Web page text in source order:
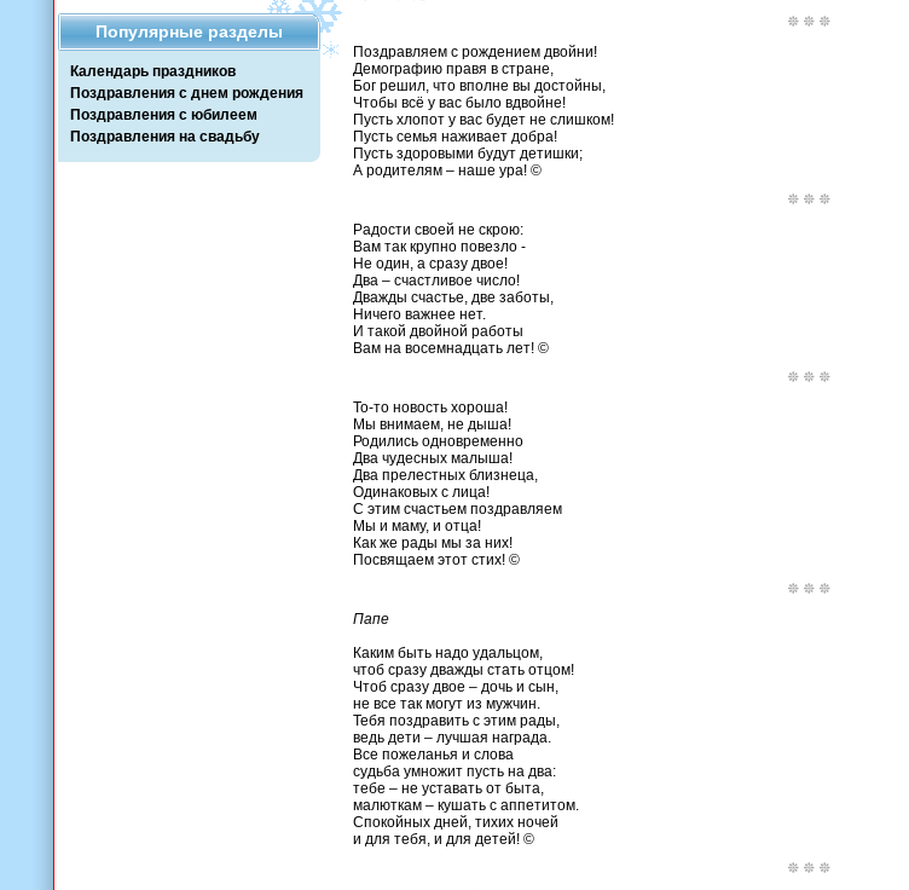
Популярные разделы
Календарь праздников
Поздравления с днем рождения
Поздравления с юбилеем
Поздравления на свадьбу
Поздравляем с рождением двойни!
Демографию правя в стране,
Бог решил, что вполне вы достойны,
Чтобы всё у вас было вдвойне!
Пусть хлопот у вас будет не слишком!
Пусть семья наживает добра!
Пусть здоровыми будут детишки;
А родителям – наше ура! ©
Радости своей не скрою:
Вам так крупно повезло -
Не один, а сразу двое!
Два – счастливое число!
Дважды счастье, две заботы,
Ничего важнее нет.
И такой двойной работы
Вам на восемнадцать лет! ©
То-то новость хороша!
Мы внимаем, не дыша!
Родились одновременно
Два чудесных малыша!
Два прелестных близнеца,
Одинаковых с лица!
С этим счастьем поздравляем
Мы и маму, и отца!
Как же рады мы за них!
Посвящаем этот стих! ©
Папе
Каким быть надо удальцом,
чтоб сразу дважды стать отцом!
Чтоб сразу двое – дочь и сын,
не все так могут из мужчин.
Тебя поздравить с этим рады,
ведь дети – лучшая награда.
Все пожеланья и слова
судьба умножит пусть на два:
тебе – не уставать от быта,
малюткам – кушать с аппетитом.
Спокойных дней, тихих ночей
и для тебя, и для детей! ©